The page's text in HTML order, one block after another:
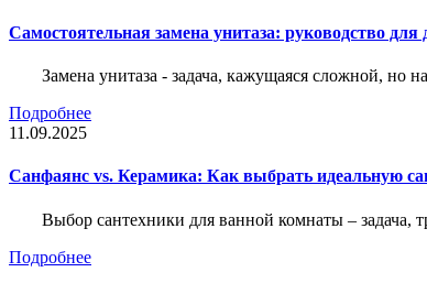
Самостоятельная замена унитаза: руководство
Замена унитаза - задача, кажущаяся сложной,
Подробнее
11.09.2025
Санфаянс vs. Керамика: Как выбрать идеальную
Выбор сантехники для ванной комнаты – задача,
Подробнее